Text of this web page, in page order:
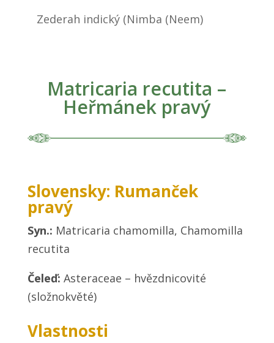
Zederah indický (Nimba (Neem)
Matricaria recutita –
Heřmánek pravý
Slovensky: Rumanček
pravý
Syn.: Matricaria chamomilla, Chamomilla
recutita
Čeleď: Asteraceae – hvězdnicovité
(složnokvěté)
Vlastnosti